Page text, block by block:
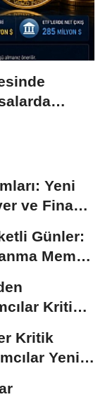
Yeni
ve Finans
Günler:
Meme
Kritik
Kritik
Yeni